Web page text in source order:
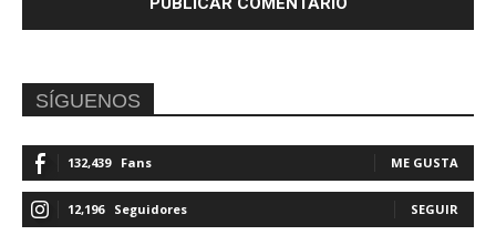
SÍGUENOS
132,439 Fans ME GUSTA
12,196 Seguidores SEGUIR